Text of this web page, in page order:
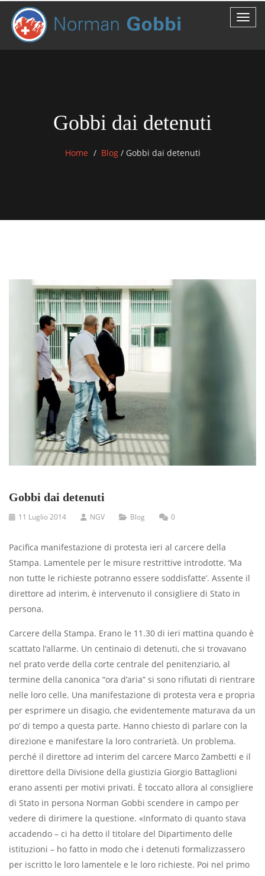
Gobbi dai detenuti
Home Blog /Gobbi dai detenuti
Gobbi dai detenuti
11 Luglio 2014 NGV Blog 0
Paciﬁca manifestazione di protesta ieri al carcere della
Stampa. Lamentele per le misure restrittive introdotte. ‘Ma
non tutte le richieste potranno essere soddisfatte’. Assente il
direttore ad interim, è intervenuto il consigliere di Stato in
persona.
Carcere della Stampa. Erano le 11.30 di ieri mattina quando è
scattato l’allarme. Un centinaio di detenuti, che si trovavano
nel prato verde della corte centrale del penitenziario, al
termine della canonica “ora d’aria” si sono riﬁutati di rientrare
nelle loro celle. Una manifestazione di protesta vera e propria
per esprimere un disagio, che evidentemente maturava da un
po’ di tempo a questa parte. Hanno chiesto di parlare con la
direzione e manifestare la loro contrarietà. Un problema.
perché il direttore ad interim del carcere Marco Zambetti e il
direttore della Divisione della giustizia Giorgio Battaglioni
erano assenti per motivi privati. È toccato allora al consigliere
di Stato in persona Norman Gobbi scendere in campo per
vedere di dirimere la questione. «Informato di quanto stava
accadendo – ci ha detto il titolare del Dipartimento delle
istituzioni – ho fatto in modo che i detenuti formalizzassero
per iscritto le loro lamentele e le loro richieste. Poi nel primo